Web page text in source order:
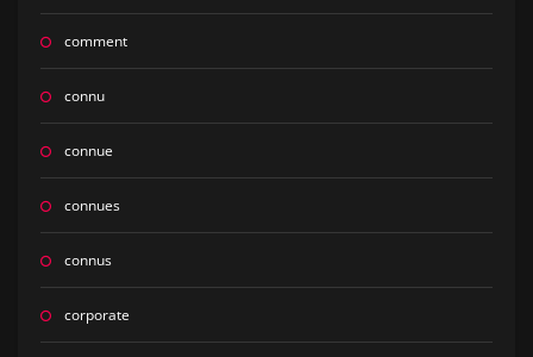
comment
connu
connue
connues
connus
corporate